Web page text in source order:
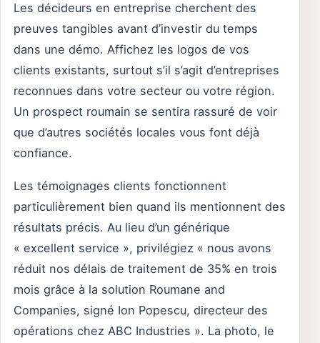
Les décideurs en entreprise cherchent des
preuves tangibles avant d’investir du temps
dans une démo. Affichez les logos de vos
clients existants, surtout s’il s’agit d’entreprises
reconnues dans votre secteur ou votre région.
Un prospect roumain se sentira rassuré de voir
que d’autres sociétés locales vous font déjà
confiance.
Les témoignages clients fonctionnent
particulièrement bien quand ils mentionnent des
résultats précis. Au lieu d’un générique
« excellent service », privilégiez « nous avons
réduit nos délais de traitement de 35% en trois
mois grâce à la solution Roumane and
Companies, signé Ion Popescu, directeur des
opérations chez ABC Industries ». La photo, le